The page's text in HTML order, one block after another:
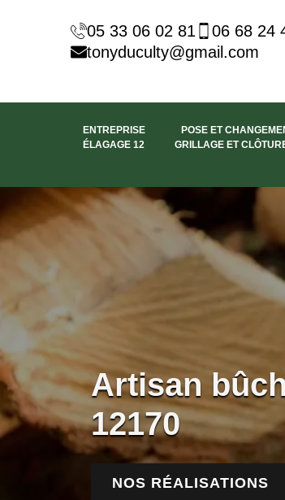
05 33 06 02 81
06 68 24
tonyduculty@gmail.com
ENTREPRISE
ÉLAGAGE 12
POSE ET
GRILLAGE ET
Artisan
12170
NOS RÉALISATIONS